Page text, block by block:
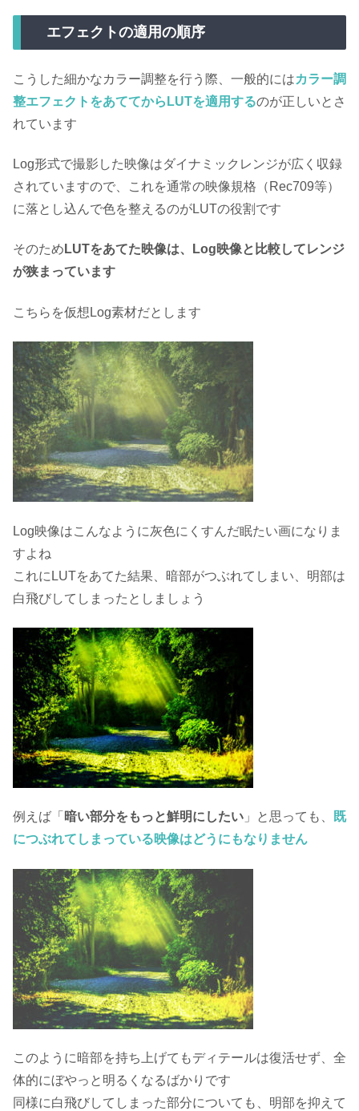
エフェクトの適用の順序
こうした細かなカラー調整を行う際、一般的にはカラー調
整エフェクトをあててからLUTを適用するのが正しいとさ
れています
Log形式で撮影した映像はダイナミックレンジが広く収録
されていますので、これを通常の映像規格（Rec709等）
に落とし込んで色を整えるのがLUTの役割です
そのため LUTをあてた映像は、Log映像と比較してレンジ
が狭まっています
こちらを仮想Log素材だとします
Log映像はこんなように灰色にくすんだ眠たい画になりま
すよね
これにLUTをあてた結果、暗部がつぶれてしまい、明部は
白飛びしてしまったとしましょう
例えば「 暗い部分をもっと鮮明にしたい 」と思っても、
既
につぶれてしまっている映像はどうにもなりません
このように暗部を持ち上げてもディテールは復活せず、全
体的にぼやっと明るくなるばかりです
同様に白飛びしてしまった部分についても、明部を抑えて